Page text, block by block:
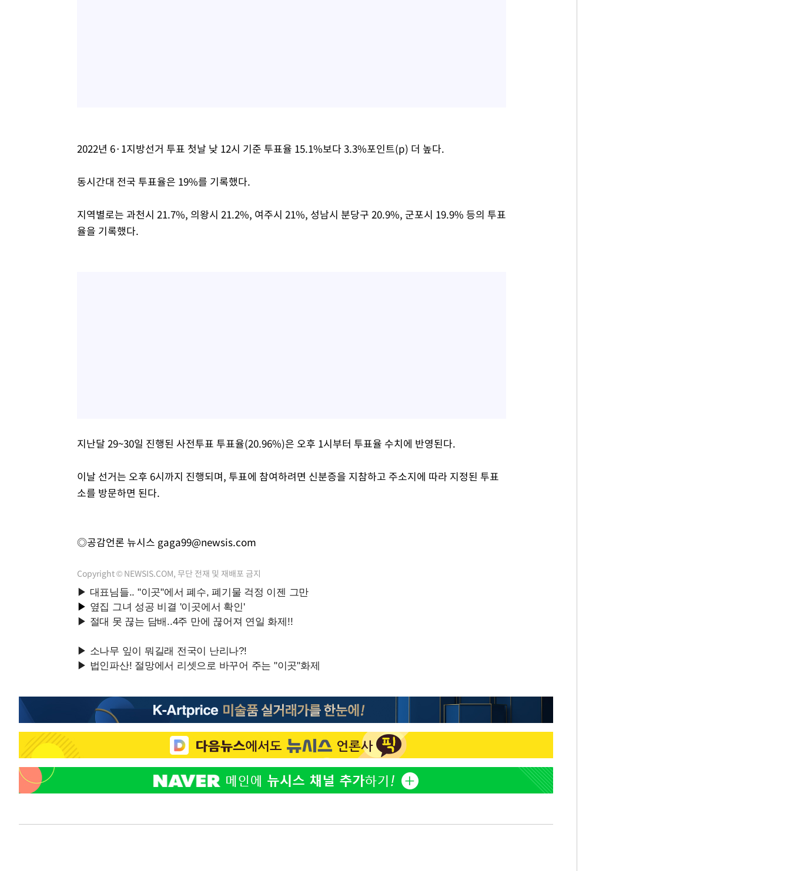
2022년 6·1지방선거 투표 첫날 낮 12시 기준 투표율 15.1%보다 3.3%포인트(p) 더 높다.
동시간대 전국 투표율은 19%를 기록했다.
지역별로는 과천시 21.7%, 의왕시 21.2%, 여주시 21%, 성남시 분당구 20.9%, 군포시 19.9% 등의 투표
율을 기록했다.
지난달 29~30일 진행된 사전투표 투표율(20.96%)은 오후 1시부터 투표율 수치에 반영된다.
이날 선거는 오후 6시까지 진행되며, 투표에 참여하려면 신분증을 지참하고 주소지에 따라 지정된 투표
소를 방문하면 된다.
◎공감언론 뉴시스 gaga99@newsis.com
Copyright © NEWSIS.COM, 무단 전재 및 재배포 금지